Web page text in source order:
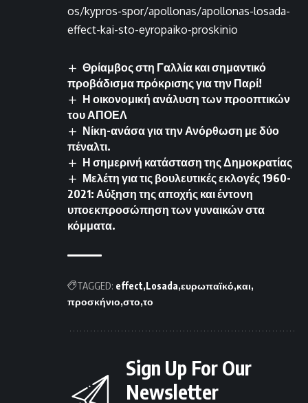
os/kypros-spor/apollonas/apollonas-losada-
effect-kai-sto-eyropaiko-proskinio
Θρίαμβος στη Γαλλία και σημαντικό
προβάδισμα πρόκρισης για την Παρί!
Η οικονομική ανάλυση των προοπτικών
του ΑΠΟΕΛ
Νίκη-ανάσα για την Ανόρθωση με δύο
πέναλτι.
Η σημερινή κατάσταση της Δημοκρατίας
Μελέτη για τις βουλευτικές εκλογές 1960-
2021: Αύξηση της αποχής και έντονη
υποεκπροσώπηση των γυναικών στα
κόμματα.
TAGGED: effect Losada ευρωπαϊκό και
προσκήνιο στο το
Sign Up For Our
Newsletter